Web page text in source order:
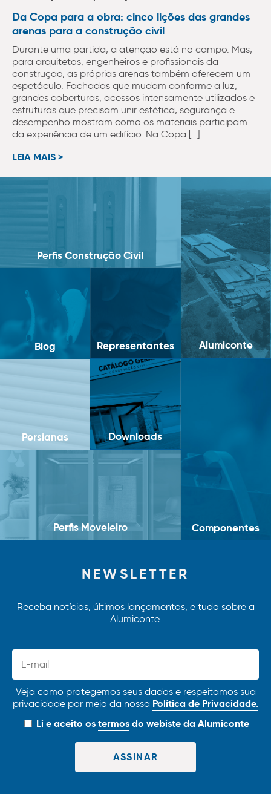
Da Copa para a obra: cinco lições das grandes
arenas para a construção civil
Durante uma partida, a atenção está no campo. Mas,
para arquitetos, engenheiros e profissionais da
construção, as próprias arenas também oferecem um
espetáculo. Fachadas que mudam conforme a luz,
grandes coberturas, acessos intensamente utilizados e
estruturas que precisam unir estética, segurança e
desempenho mostram como os materiais participam
da experiência de um edifício. Na Copa […]
LEIA MAIS >
Perfis Construção Civil
Alumiconte
Blog Representantes
Componentes
Persianas Downloads
Perfis Moveleiro
NEWSLETTER
Receba notícias, últimos lançamentos, e tudo sobre a
Alumiconte.
Veja como protegemos seus dados e respeitamos sua
privacidade por meio da nossa Política de Privacidade.
Li e aceito ostermosdo webiste da Alumiconte